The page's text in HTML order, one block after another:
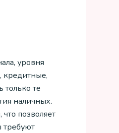
уровня
кредитные,
только те
наличных.
позволяет
требуют